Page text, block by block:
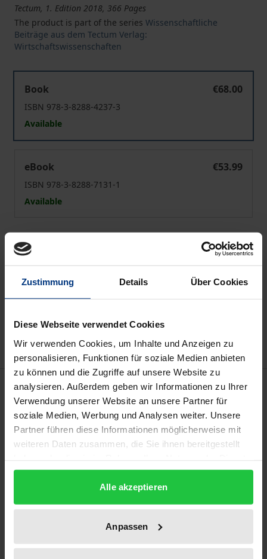
Zustimmung Details Über Cookies
Diese Webseite verwendet Cookies
Wir verwenden Cookies, um Inhalte und Anzeigen zu
personalisieren, Funktionen für soziale Medien anbieten
zu können und die Zugriffe auf unsere Website zu
analysieren. Außerdem geben wir Informationen zu Ihrer
Verwendung unserer Website an unsere Partner für
soziale Medien, Werbung und Analysen weiter. Unsere
Partner führen diese Informationen möglicherweise mit
weiteren Daten zusammen, die Sie ihnen bereitgestellt
gesammelt haben.
Alle akzeptieren
Anpassen
Tectum, 1. Edition 2018, 366 Pages
The product is part of the series Wissenschaftliche
Beiträge aus dem Tectum Verlag:
Wirtschaftswissenschaften
Book
€68.00
ISBN 978-3-8288-4237-3
Available
eBook
€53.99
ISBN 978-3-8288-7131-1
Available
Prices include VAT. Depending on the delivery address, VAT
may vary at checkout.
Add to Cart
Delivery cost notice
Description
Die vorliegende Arbeit stellt eine empirische Studie
zur Relevanz und Ausgestaltung von Compliance
über die bestehenden gesetzlichen und
regulatorischen Anforderungen sowie die
existierenden theoretischen Sollkonzepte zum
Thema Compliance Management dar. Dabei wird für